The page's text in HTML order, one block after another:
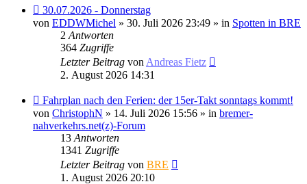
Neuer
Beitrag
30.07.2026 - Donnerstag
von EDDWMichel » 30. Juli 2026 23:49 » in Spotten in BRE
2 Antworten
364 Zugriffe
Letzter Beitrag von Andreas Fietz
2. August 2026 14:31
Neuer
Beitrag
Fahrplan nach den Ferien: der 15er-Takt sonntags kommt!
von ChristophN » 14. Juli 2026 15:56 » in bremer-
nahverkehrs.net(z)-Forum
13 Antworten
1341 Zugriffe
Letzter Beitrag von BRE
1. August 2026 20:10